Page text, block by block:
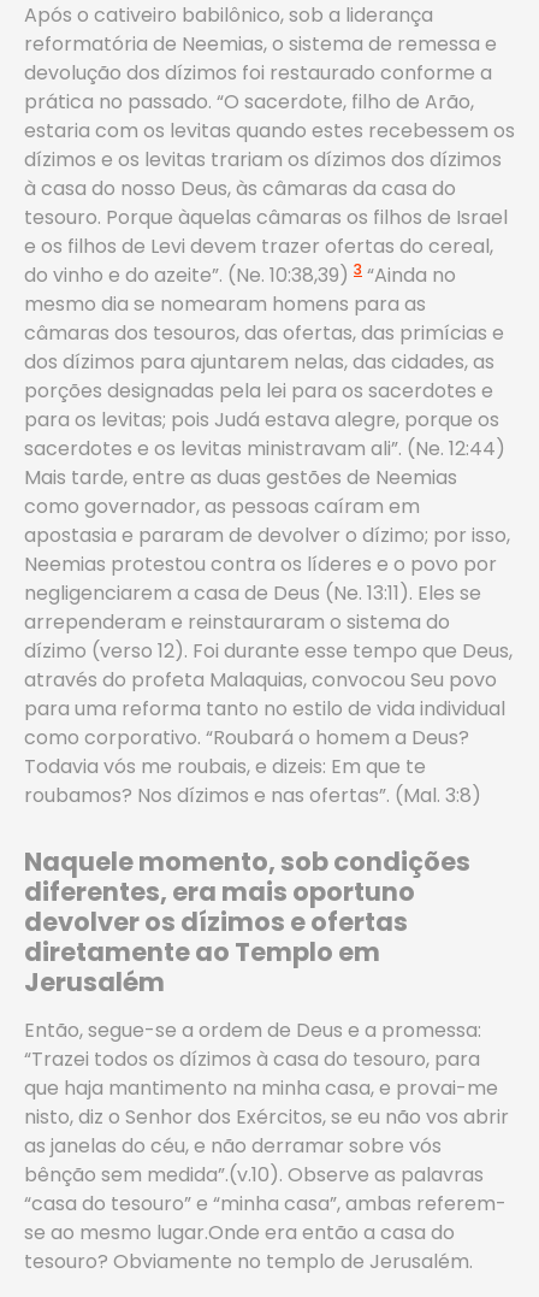
Após o cativeiro babilônico, sob a liderança
reformatória de Neemias, o sistema de remessa e
devolução dos dízimos foi restaurado conforme a
prática no passado. “O sacerdote, filho de Arão,
estaria com os levitas quando estes recebessem os
dízimos e os levitas trariam os dízimos dos dízimos
à casa do nosso Deus, às câmaras da casa do
tesouro. Porque àquelas câmaras os filhos de Israel
e os filhos de Levi devem trazer ofertas do cereal,
do vinho e do azeite”. (Ne. 10:38,39) 3 “Ainda no
mesmo dia se nomearam homens para as
câmaras dos tesouros, das ofertas, das primícias e
dos dízimos para ajuntarem nelas, das cidades, as
porções designadas pela lei para os sacerdotes e
para os levitas; pois Judá estava alegre, porque os
sacerdotes e os levitas ministravam ali”. (Ne. 12:44)
Mais tarde, entre as duas gestões de Neemias
como governador, as pessoas caíram em
apostasia e pararam de devolver o dízimo; por isso,
Neemias protestou contra os líderes e o povo por
negligenciarem a casa de Deus (Ne. 13:11). Eles se
arrependeram e reinstauraram o sistema do
dízimo (verso 12). Foi durante esse tempo que Deus,
através do profeta Malaquias, convocou Seu povo
para uma reforma tanto no estilo de vida individual
como corporativo. “Roubará o homem a Deus?
Todavia vós me roubais, e dizeis: Em que te
roubamos? Nos dízimos e nas ofertas”. (Mal. 3:8)
Naquele momento, sob condições
diferentes, era mais oportuno
devolver os dízimos e ofertas
diretamente ao Templo em
Jerusalém
Então, segue-se a ordem de Deus e a promessa:
“Trazei todos os dízimos à casa do tesouro, para
que haja mantimento na minha casa, e provai-me
nisto, diz o Senhor dos Exércitos, se eu não vos abrir
as janelas do céu, e não derramar sobre vós
bênção sem medida”.(v.10). Observe as palavras
“casa do tesouro” e “minha casa”, ambas referem-
se ao mesmo lugar.Onde era então a casa do
tesouro? Obviamente no templo de Jerusalém.